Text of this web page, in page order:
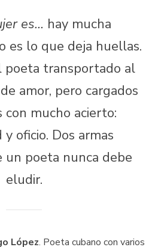
es… hay mucha
es lo que deja huellas.
poeta transportado al
amor, pero cargados
con mucho acierto:
oficio. Dos armas
un poeta nunca debe
eludir.
López. Poeta cubano con varios